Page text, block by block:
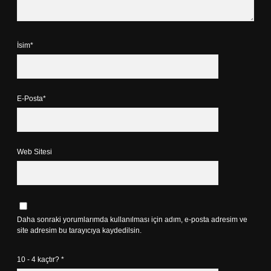
İsim*
E-Posta*
Web Sitesi
Daha sonraki yorumlarımda kullanılması için adım, e-posta adresim ve
site adresim bu tarayıcıya kaydedilsin.
10 - 4 kaçtır? *